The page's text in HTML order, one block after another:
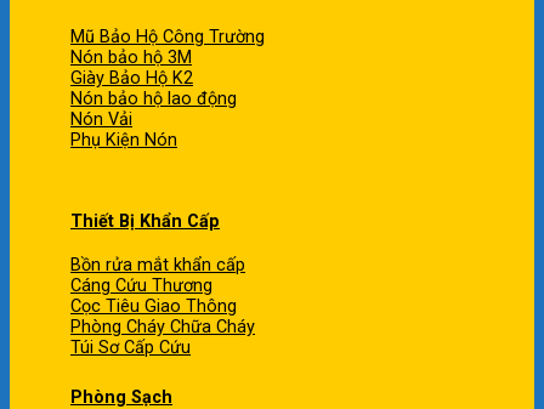
Mũ Bảo Hộ Công Trường
Nón bảo hộ 3M
Giày Bảo Hộ K2
Nón bảo hộ lao động
Nón Vải
Phụ Kiện Nón
Thiết Bị Khẩn Cấp
Bồn rửa mắt khẩn cấp
Cáng Cứu Thương
Cọc Tiêu Giao Thông
Phòng Cháy Chữa Cháy
Túi Sơ Cấp Cứu
Phòng Sạch